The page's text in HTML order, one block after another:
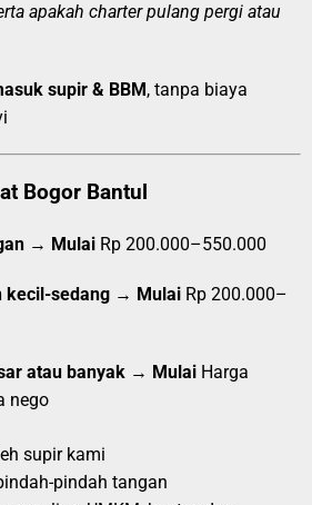
apakah charter pulang pergi atau
supir & BBM, tanpa biaya
Bogor Bantul
→ Mulai Rp 200.000–550.000
kecil-sedang → Mulai Rp 200.000–
atau banyak → Mulai Harga
nego
supir kami
pindah tangan